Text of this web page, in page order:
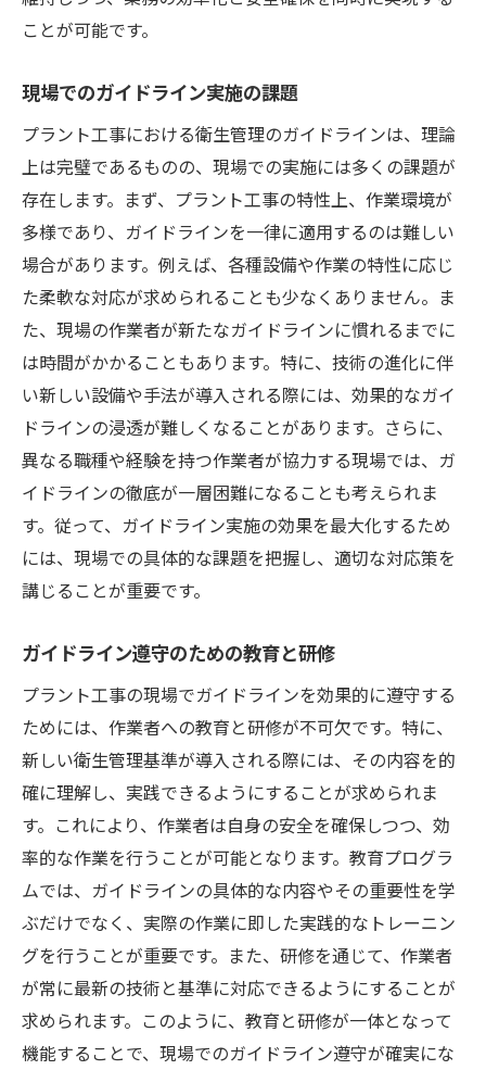
ことが可能です。
現場でのガイドライン実施の課題
プラント工事における衛生管理のガイドラインは、理論
上は完璧であるものの、現場での実施には多くの課題が
存在します。まず、プラント工事の特性上、作業環境が
多様であり、ガイドラインを一律に適用するのは難しい
場合があります。例えば、各種設備や作業の特性に応じ
た柔軟な対応が求められることも少なくありません。ま
た、現場の作業者が新たなガイドラインに慣れるまでに
は時間がかかることもあります。特に、技術の進化に伴
い新しい設備や手法が導入される際には、効果的なガイ
ドラインの浸透が難しくなることがあります。さらに、
異なる職種や経験を持つ作業者が協力する現場では、ガ
イドラインの徹底が一層困難になることも考えられま
す。従って、ガイドライン実施の効果を最大化するため
には、現場での具体的な課題を把握し、適切な対応策を
講じることが重要です。
ガイドライン遵守のための教育と研修
プラント工事の現場でガイドラインを効果的に遵守する
ためには、作業者への教育と研修が不可欠です。特に、
新しい衛生管理基準が導入される際には、その内容を的
確に理解し、実践できるようにすることが求められま
す。これにより、作業者は自身の安全を確保しつつ、効
率的な作業を行うことが可能となります。教育プログラ
ムでは、ガイドラインの具体的な内容やその重要性を学
ぶだけでなく、実際の作業に即した実践的なトレーニン
グを行うことが重要です。また、研修を通じて、作業者
が常に最新の技術と基準に対応できるようにすることが
求められます。このように、教育と研修が一体となって
機能することで、現場でのガイドライン遵守が確実にな